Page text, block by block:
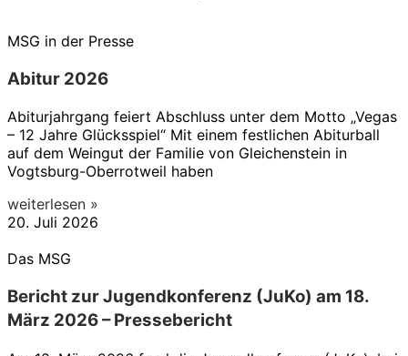
MSG in der Presse
Abitur 2026
Abiturjahrgang feiert Abschluss unter dem Motto „Vegas
– 12 Jahre Glücksspiel“ Mit einem festlichen Abiturball
auf dem Weingut der Familie von Gleichenstein in
Vogtsburg-Oberrotweil haben
weiterlesen »
20. Juli 2026
Das MSG
Bericht zur Jugendkonferenz (JuKo) am 18.
März 2026 – Pressebericht